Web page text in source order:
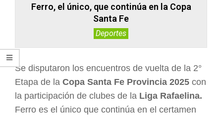
Ferro, el único, que continúa en la Copa
Santa Fe
Deportes
Se disputaron los encuentros de vuelta de la 2°
Etapa de la Copa Santa Fe Provincia 2025 con
la participación de clubes de la Liga Rafaelina.
Ferro es el único que continúa en el certamen